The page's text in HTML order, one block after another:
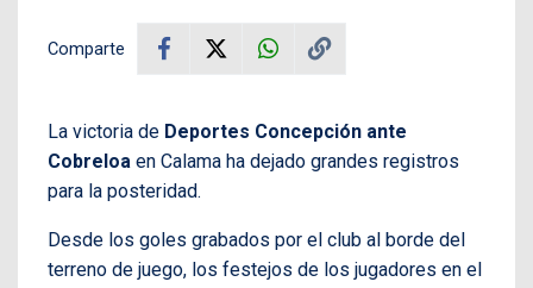
Comparte
La victoria de Deportes Concepción ante
Cobreloa en Calama ha dejado grandes registros
para la posteridad.
Desde los goles grabados por el club al borde del
terreno de juego, los festejos de los jugadores en el